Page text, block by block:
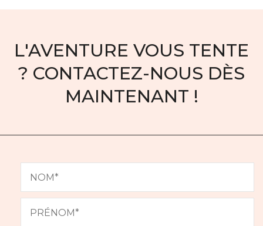
L'AVENTURE VOUS TENTE
? CONTACTEZ-NOUS DÈS
MAINTENANT !